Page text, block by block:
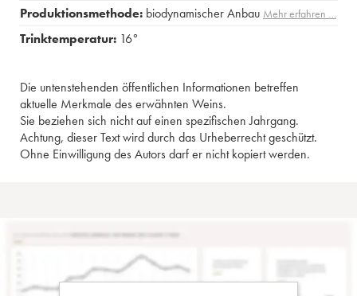
Produktionsmethode: biodynamischer Anbau Mehr erfahren …
Trinktemperatur: 16°
Die untenstehenden öffentlichen Informationen betreffen
aktuelle Merkmale des erwähnten Weins.
Sie beziehen sich nicht auf einen spezifischen Jahrgang.
Achtung, dieser Text wird durch das Urheberrecht geschützt.
Ohne Einwilligung des Autors darf er nicht kopiert werden.